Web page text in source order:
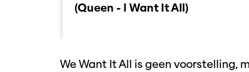
(Queen - I Want It All)
We Want It All is geen voorstelling,